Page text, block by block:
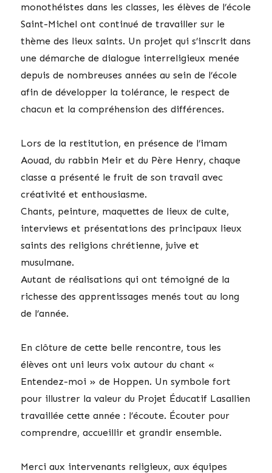
monothéistes dans les classes, les élèves de l’école
Saint-Michel ont continué de travailler sur le
thème des lieux saints. Un projet qui s’inscrit dans
une démarche de dialogue interreligieux menée
depuis de nombreuses années au sein de l’école
afin de développer la tolérance, le respect de
chacun et la compréhension des différences.
Lors de la restitution, en présence de l’imam
Aouad, du rabbin Meir et du Père Henry, chaque
classe a présenté le fruit de son travail avec
créativité et enthousiasme.
Chants, peinture, maquettes de lieux de culte,
interviews et présentations des principaux lieux
saints des religions chrétienne, juive et
musulmane.
Autant de réalisations qui ont témoigné de la
richesse des apprentissages menés tout au long
de l’année.
En clôture de cette belle rencontre, tous les
élèves ont uni leurs voix autour du chant «
Entendez-moi » de Hoppen. Un symbole fort
pour illustrer la valeur du Projet Éducatif Lasallien
travaillée cette année : l’écoute. Écouter pour
comprendre, accueillir et grandir ensemble.
Merci aux intervenants religieux, aux équipes